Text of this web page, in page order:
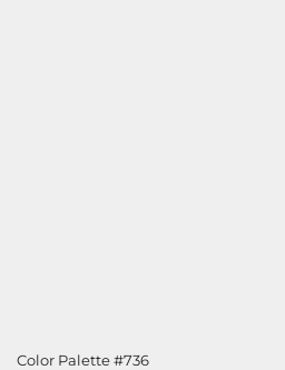
Color Palette #736